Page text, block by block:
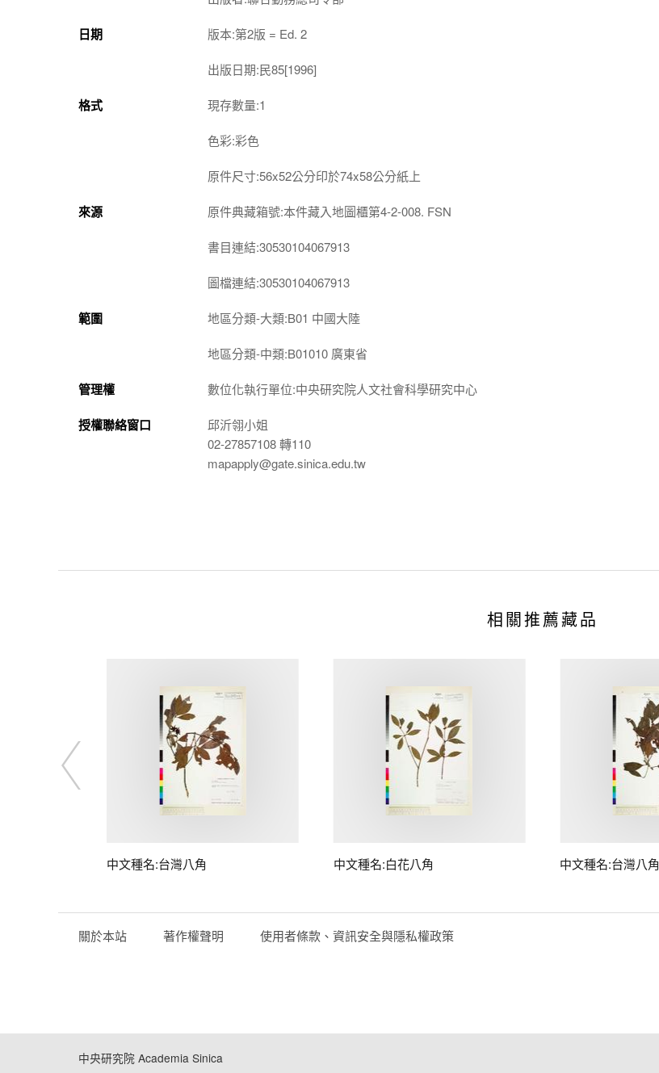
日期 版本:第2版 = Ed. 2
出版日期:民85[1996]
格式 現存數量:1
色彩:彩色
原件尺寸:56x52公分印於74x58公分紙上
來源 原件典藏箱號:本件藏入地圖櫃第4-2-008. FSN
書目連結:30530104067913
圖檔連結:30530104067913
範圍 地區分類-大類:B01 中國大陸
地區分類-中類:B01010 廣東省
管理權 數位化執行單位:中央研究院人文社會科學研究中心
授權聯絡窗口
邱沂翎小姐
02-27857108 轉110
mapapply@gate.sinica.edu.tw
相關推薦藏品
中文種名:台灣八角 中文種名:白花八角 中文種名:台灣八角
關於本站 著作權聲明 使用者條款、資訊安全與隱私權政策
中央研究院 Academia Sinica